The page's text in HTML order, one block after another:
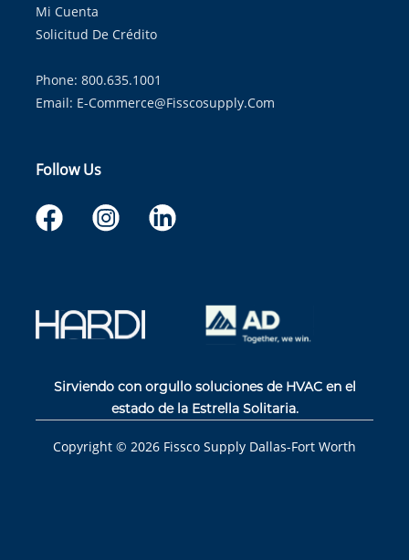
Mi Cuenta
Solicitud De Crédito
Phone: 800.635.1001
Email: E-Commerce@fisscosupply.com
Follow Us
Sirviendo con orgullo soluciones de HVAC en el
estado de la Estrella Solitaria.
Copyright © 2026 Fissco Supply Dallas-Fort Worth